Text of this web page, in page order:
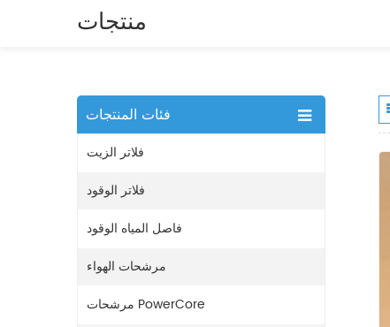
منتجات
فئات المنتجات
فلاتر الزيت
فلاتر الوقود
فاصل المياه الوقود
مرشحات الهواء
مرشحات PowerCore